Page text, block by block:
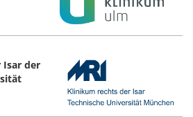
Isar der